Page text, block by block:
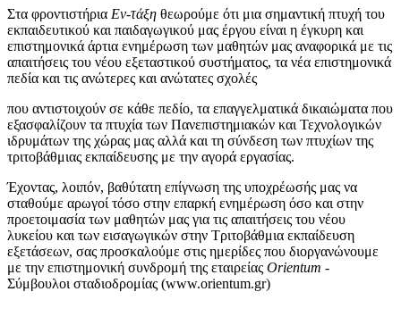
Στα φροντιστήρια Εν-τάξη θεωρούμε ότι μια σημαντική πτυχή του
εκπαιδευτικού και παιδαγωγικού μας έργου είναι η έγκυρη και
επιστημονικά άρτια ενημέρωση των μαθητών μας αναφορικά με τις
απαιτήσεις του νέου εξεταστικού συστήματος, τα νέα επιστημονικά
πεδία και τις ανώτερες και ανώτατες σχολές
που αντιστοιχούν σε κάθε πεδίο, τα επαγγελματικά δικαιώματα που
εξασφαλίζουν τα πτυχία των Πανεπιστημιακών και Τεχνολογικών
ιδρυμάτων της χώρας μας αλλά και τη σύνδεση των πτυχίων της
τριτοβάθμιας εκπαίδευσης με την αγορά εργασίας.
Έχοντας, λοιπόν, βαθύτατη επίγνωση της υποχρέωσής μας να
σταθούμε αρωγοί τόσο στην επαρκή ενημέρωση όσο και στην
προετοιμασία των μαθητών μας για τις απαιτήσεις του νέου
λυκείου και των εισαγωγικών στην Τριτοβάθμια εκπαίδευση
εξετάσεων, σας προσκαλούμε στις ημερίδες που διοργανώνουμε
με την επιστημονική συνδρομή της εταιρείας Orientum -
Σύμβουλοι σταδιοδρομίας (www.orientum.gr)